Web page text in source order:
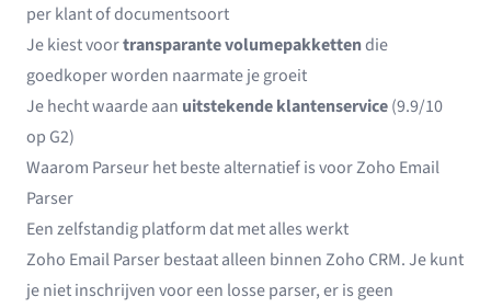
per klant of documentsoort
Je kiest voortransparante volumepakkettendie
goedkoper worden naarmate je groeit
Je hecht waarde aan uitstekende klantenservice(9.9/10
op G2)
Waarom Parseur het beste alternatief is voor Zoho Email
Parser
Een zelfstandig platform dat met alles werkt
Zoho Email Parser bestaat alleen binnen Zoho CRM. Je kunt
je niet inschrijven voor een losse parser, er is geen